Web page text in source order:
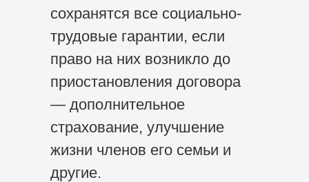
сохранятся все социально-
трудовые гарантии, если
право на них возникло до
приостановления договора
— дополнительное
страхование, улучшение
жизни членов его семьи и
другие.